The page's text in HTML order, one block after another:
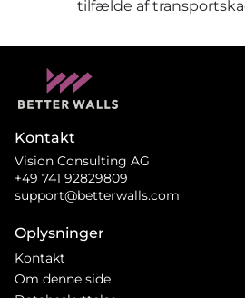
tilfælde af
Kontakt
Vision Consulting AG
+49 741 92829809
support@betterwalls.com
Oplysninger
Kontakt
Om denne side